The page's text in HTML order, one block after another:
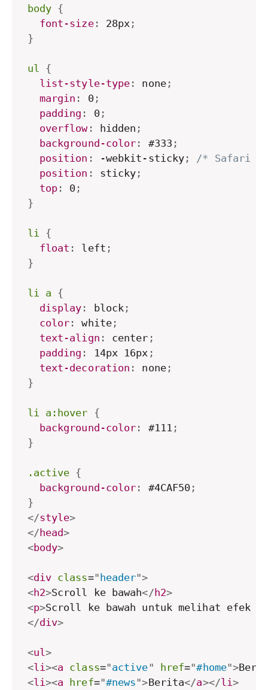
body {
font-size: 28px ;
}
ul
{
list-style-type : none;
margin : 0;
padding : 0;
overflow: hidden ;
background-color : #333 ;
position : -webkit-sticky ;
/* Safari
position : sticky ;
top : 0 ;
}
li
{
float : left ;
}
li a {
display : block ;
color : white;
text-align : center ;
padding : 14px 16px ;
text-decoration : none;
}
li a:hover {
background-color : #111 ;
}
.active {
background-color : #4CAF50 ;
}
</style>
</head>
<body>
<div class="header">
<h2>Scroll ke bawah</h2>
<p>Scroll ke bawah untuk melihat efek
</div>
<ul >
<li ><a class="active" href="#home">
<li ><a href="#news">Berita</a></li>